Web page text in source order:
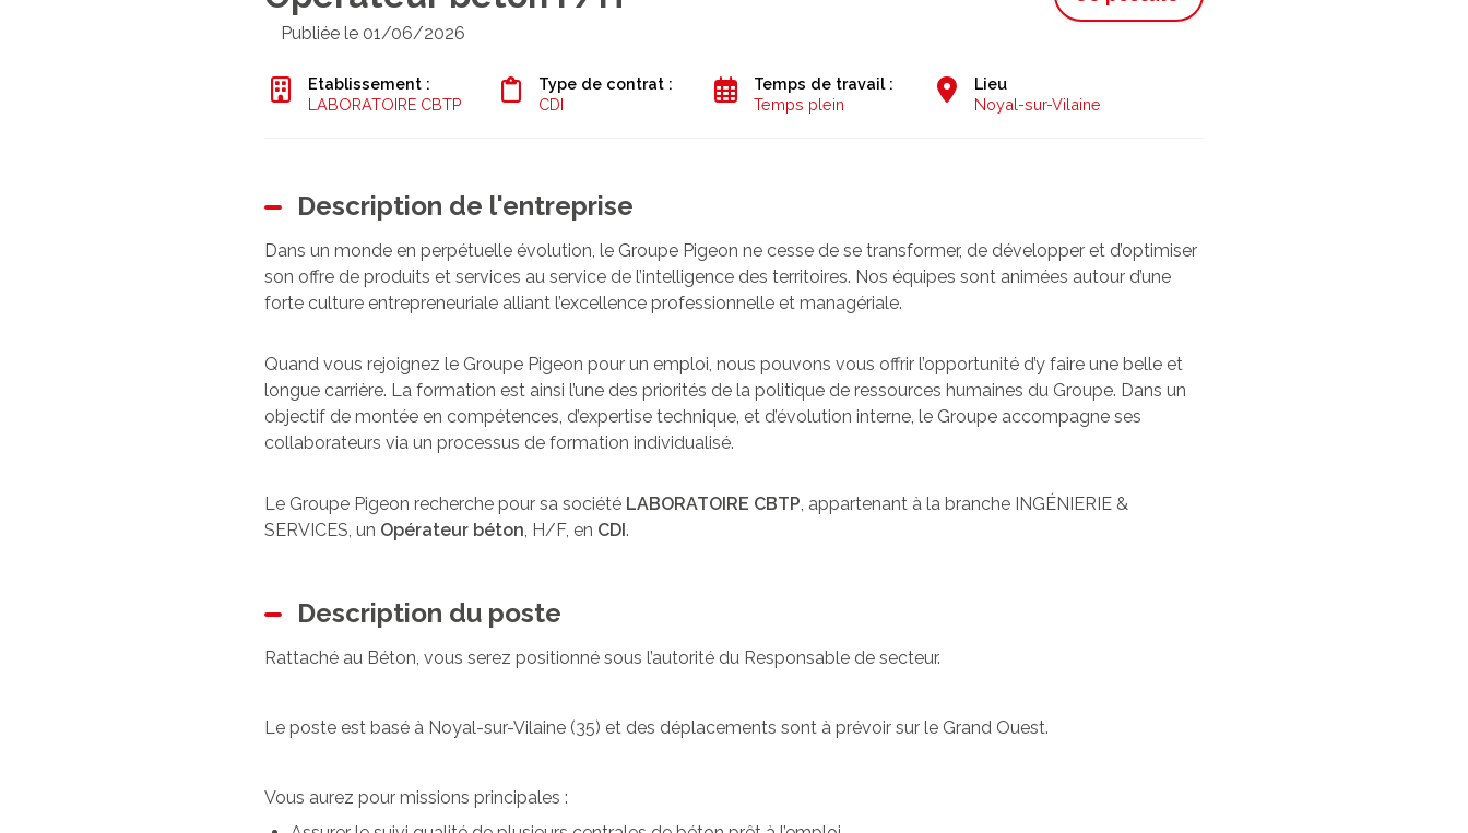
Publiée le 01/06/2026
Etablissement :
LABORATOIRE CBTP
Type de contrat :
CDI
Temps de travail :
Temps plein
Lieu
Noyal-sur-Vilaine
Description de l'entreprise
Dans un monde en perpétuelle évolution, le Groupe Pigeon ne cesse de se transformer, de développer et d’optimiser
son offre de produits et services au service de l’intelligence des territoires. Nos équipes sont animées autour d’une
forte culture entrepreneuriale alliant l’excellence professionnelle et managériale.
Quand vous rejoignez le Groupe Pigeon pour un emploi, nous pouvons vous offrir l’opportunité d’y faire une belle et
longue carrière. La formation est ainsi l’une des priorités de la politique de ressources humaines du Groupe. Dans un
objectif de montée en compétences, d’expertise technique, et d’évolution interne, le Groupe accompagne ses
collaborateurs via un processus de formation individualisé.
Le Groupe Pigeon recherche pour sa société LABORATOIRE CBTP, appartenant à la branche INGÉNIERIE &
SERVICES, un Opérateur béton, H/F, en CDI.
Description du poste
Rattaché au Béton, vous serez positionné sous l’autorité du Responsable de secteur.
Le poste est basé à Noyal-sur-Vilaine (35) et des déplacements sont à prévoir sur le Grand Ouest.
Vous aurez pour missions principales :